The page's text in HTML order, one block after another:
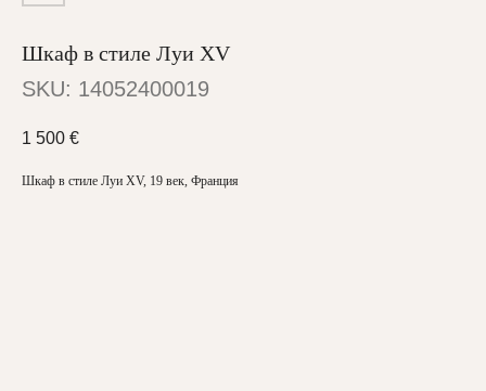
Шкаф в стиле Луи XV
SKU: 14052400019
1 500 €
Шкаф в стиле Луи XV, 19 век, Франция